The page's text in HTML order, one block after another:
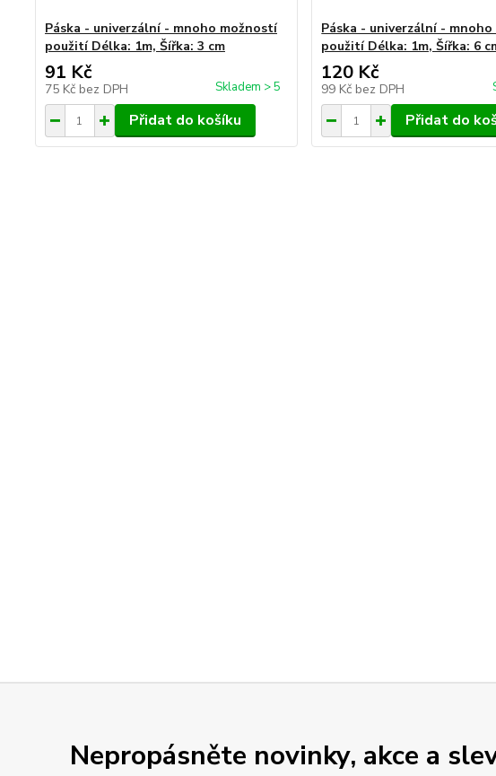
Páska - univerzální - mnoho možností
použití Délka: 1m, Šířka: 3 cm
91 Kč
75 Kč bez DPH Skladem > 5
Přidat do košíku
Páska - univerzální -
použití Délka: 1m, Šířka: 6
120 Kč
99 Kč bez DPH
Přidat do
Nepropásněte novinky, akce a